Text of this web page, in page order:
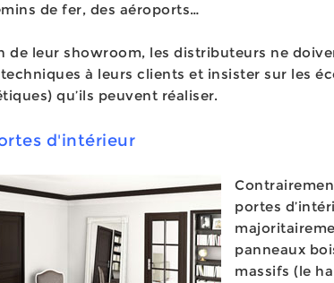
de fer, des aéroports…
de leur showroom, les distributeurs ne
à leurs clients et insister sur les
qu’ils peuvent réaliser.
d'intérieur
portes
panneaux
massifs (le